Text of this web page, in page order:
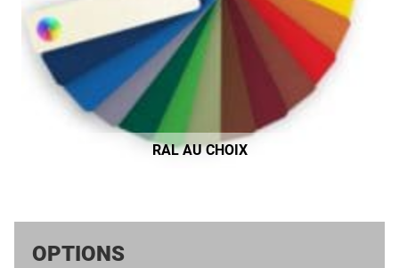
RAL AU CHOIX
OPTIONS